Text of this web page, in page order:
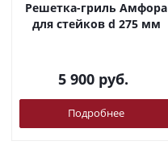
Решетка-гриль Амфора
для стейков d 275 мм
5 900 руб.
Подробнее